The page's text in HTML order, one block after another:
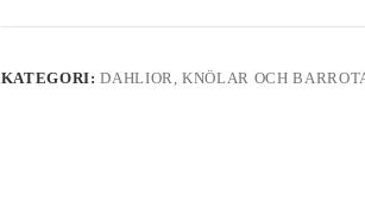
KATEGORI:DAHLIOR, KNÖLAR OCH